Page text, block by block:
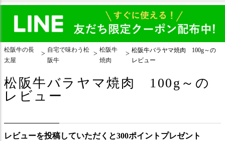
松阪牛の長
太屋
自宅で味わう松
阪牛
松阪牛
焼肉
松阪牛バラヤマ焼肉 100g～の
レビュー
松阪牛バラヤマ焼肉 100g～の
レビュー
レビューを投稿していただくと300ポイントプレゼント